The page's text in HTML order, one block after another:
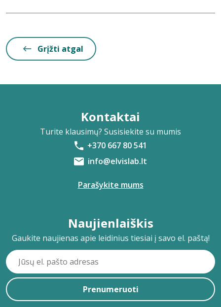
Grįžti atgal
Kontaktai
Turite klausimų? Susisiekite su mumis
+370 667 80 541
info@elvislab.lt
Parašykite mums
Naujienlaiškis
Gaukite naujienas apie leidinius tiesiai į savo el. paštą!
Prenumeruoti